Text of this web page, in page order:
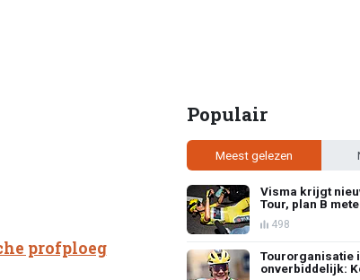
profploeg
Populair
Meest gelezen
Visma krijgt
Tour, plan B
498
Tourorganisatie
onverbiddelijk: